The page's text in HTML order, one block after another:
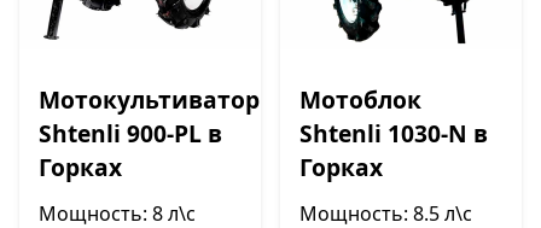
Мотокультиватор
Shtenli 900-PL в
Горках
Мощность: 8 л\с
Мотоблок
Shtenli 1030-N в
Горках
Мощность: 8.5 л\с